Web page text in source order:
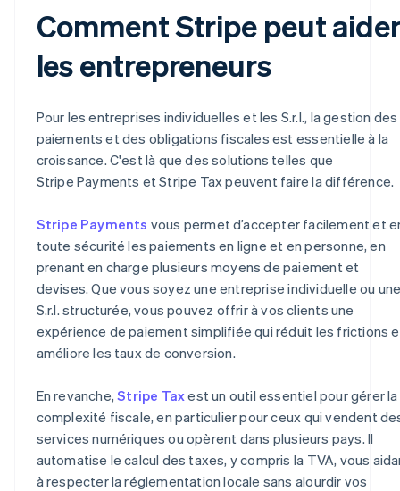
Comment Stripe peut
les entrepreneurs
Pour les entreprises individuelles et les S.r.l., la gestion des
paiements et des obligations fiscales est essentielle à la
croissance. C'est là que des solutions telles que
Stripe Payments et Stripe Tax peuvent faire la différence.
Stripe Payments vous permet d’accepter facilement et
toute sécurité les paiements en ligne et en personne, en
prenant en charge plusieurs moyens de paiement et
devises. Que vous soyez une entreprise individuelle ou
S.r.l. structurée, vous pouvez offrir à vos clients une
expérience de paiement simplifiée qui réduit les frictions
améliore les taux de conversion.
En revanche,Stripe Taxest un outil essentiel pour gérer la
complexité fiscale, en particulier pour ceux qui vendent
services numériques ou opèrent dans plusieurs pays. Il
automatise le calcul des taxes, y compris la TVA, vous
à respecter la réglementation locale sans alourdir vos